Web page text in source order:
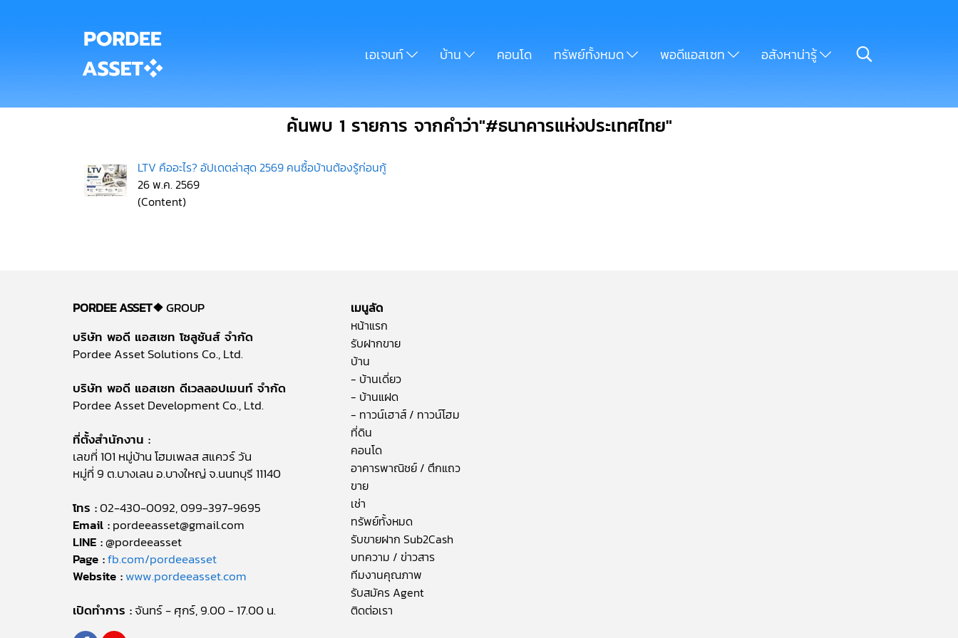
เอเจนท์ บ้าน คอนโด ทรัพย์ทั้งหมด พอดีแอสเซท อสังหาน่ารู้
ค้นพบ 1 รายการ จากคำว่า"#ธนาคารแห่งประเทศไทย"
LTV คืออะไร? อัปเดตล่าสุด 2569 คนซื้อบ้านต้องรู้ก่อนกู้
26 พ.ค. 2569
(Content)
PORDEE ASSET❖GROUP
บริษัท พอดี แอสเซท โซลูชันส์ จำกัด
Pordee Asset Solutions Co., Ltd.
บริษัท พอดี แอสเซท ดีเวลลอปเมนท์ จำกัด
Pordee Asset Development Co., Ltd.
ที่ตั้งสำนักงาน :
เลขที่ 101 หมู่บ้าน โฮมเพลส สแควร์ วัน
หมู่ที่ 9 ต.บางเลน อ.บางใหญ่ จ.นนทบุรี 11140
โทร :02-430-0092, 099-397-9695
Email :pordeeasset@gmail.com
LINE :@pordeeasset
Page :fb.com/pordeeasset
Website :www.pordeeasset.com
เปิดทำการ :จันทร์ - ศุกร์, 9.00 - 17.00 น.
เมนูลัด
หน้าแรก
รับฝากขาย
บ้าน
- บ้านเดี่ยว
- บ้านแฝด
- ทาวน์เฮาส์ / ทาวน์โฮม
ที่ดิน
คอนโด
อาคารพาณิชย์ / ตึกแถว
ขาย
เช่า
ทรัพย์ทั้งหมด
รับขายฝาก Sub2Cash
บทความ / ข่าวสาร
ทีมงานคุณภาพ
รับสมัคร Agent
ติดต่อเรา